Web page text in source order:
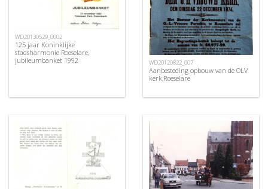
WD20130529_0002
125 jaar Koninklijke
stadsharmonie Roeselare,
jubileumbanket 1992
WD20120822_007
Aanbesteding opbouw van de OLV
kerk,Roeselare